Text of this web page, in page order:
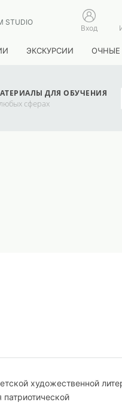
STUDIO
Вход
ЭКСКУРСИИ ОЧНЫЕ
ДЛЯ ОБУЧЕНИЯ
сферах
художественной